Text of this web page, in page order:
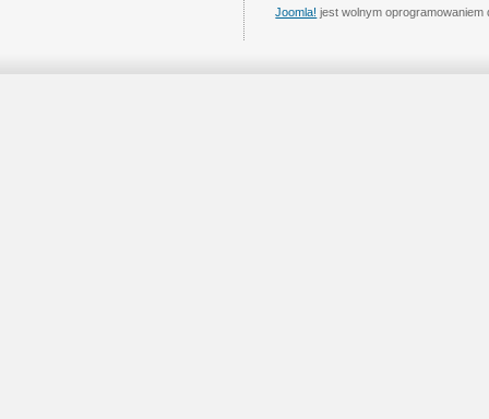
Joomla! jest wolnym